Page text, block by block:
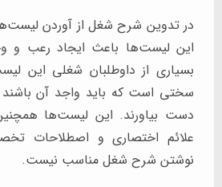
در تدوین شرح شغل از آوردن
این لیست‌ها باعث ایجاد رعب
بسیاری از داوطلبان شغلی این
سختی است که باید واجد آن باشند
دست بیاورند. این لیست‌ها
علائم اختصاری و اصطلاحات
نوشتن شرح شغل مناسب نیست.